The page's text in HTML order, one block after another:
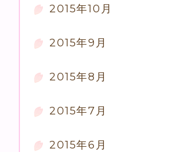
2015年10月
2015年9月
2015年8月
2015年7月
2015年6月